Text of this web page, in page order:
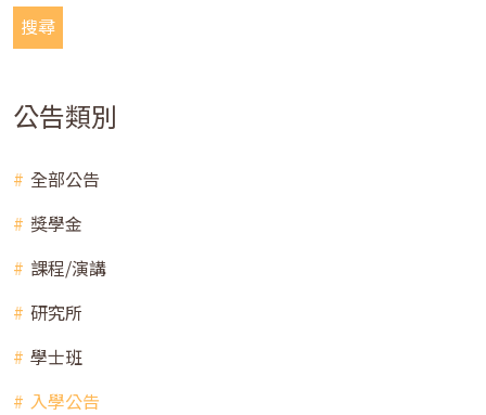
搜尋
公告類別
全部公告
獎學金
課程/演講
研究所
學士班
入學公告